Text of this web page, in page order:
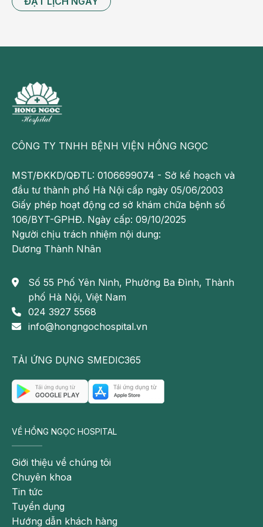
phẫu thuật. Việc chăm sóc từ gia đình hỗ trợ duy trì sự
Trung tâm Mắt Bệnh viện Đa khoa Hồng Ngọc là một
trong những đơn vị triển khai toàn diện các kỹ thuật điều
trị bệnh lý giác mạc, từ theo dõi, điều trị bảo tồn đến phẫu
thuật ghép giác mạc chuyên sâu, được Bộ Y tế Việt Nam
Năm 2025, Trung tâm chính thức hợp tác toàn diện với
Bệnh viện Mắt Trung ương, trở thành đơn vị điều phối
trong hệ thống Ngân hàng Mắt, đảm bảo nguồn mô giác
mạc được sàng lọc nghiêm ngặt theo tiêu chuẩn y tế
quốc tế trước khi cấy ghép.
Trung tâm Mắt BVĐK Hồng Ngọc là đối tác toàn diện của
điều trị và ghép giác mạc
Trung tâm Mắt Hồng Ngọc quy tụ đội ngũ chuyên gia
nhãn khoa đầu ngành trong nước và quốc tế như:
CÔNG TY TNHH BỆNH VIỆN HỒNG NGỌC
MST/ĐKKD/QĐTL: 0106699074 - Sở kế hoạch và
đầu tư thành phố Hà Nội cấp ngày 05/06/2003
Giấy phép hoạt động cơ sở khám chữa bệnh số
106/BYT-GPHĐ. Ngày cấp: 09/10/2025
Người chịu trách nhiệm nội dung:
Dương Thành Nhân
Số 55 Phố Yên Ninh, Phường Ba Đình, Thành
phố Hà Nội, Việt Nam
024 3927 5568
info@hongngochospital.vn
TẢI ỨNG DỤNG SMEDIC365
VỀ HỒNG NGỌC HOSPITAL
Giới thiệu về chúng tôi
Chuyên khoa
Tin tức
Tuyển dụng
Hướng dẫn khách hàng